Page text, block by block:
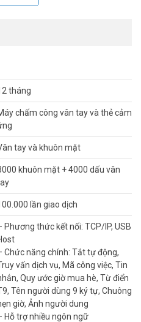
dàng nắm bắt được giờ vào, ra,
xác, chi tiết. Từ đó hoạt động
cũng được thực hiện một cách
hợp xảy ra mất điện, dữ liệu
không bị mất đi
JACK IFACE800 có thuật toán
bản mới nhất. Cho thời gian
xác khi xác nhận nhân viên chấm
1.200 khuôn mặt. Tích hợp
cao cho ảnh chụp rõ nét. Dung
lý tốc độ cao cho phép nhận
sáng tối.
RONALD JACK
viên (như máy chấm công thẻ
cao.
10 dấu vân tay vào trong máy
tháng
chấm công vân tay và thẻ cảm
tay và khuôn mặt
khuôn mặt + 4000 dấu vân
lần giao dịch
Phương thức kết nối: TCP/IP, USB
Chức năng chính: Tắt tự động,
vấn dịch vụ, Mã công việc, Tin
Quy ước giờ mua hè, Từ điển
Tên người dùng 9 ký tự, Chuông
giờ, Ảnh người dung
Hỗ trợ nhiều ngôn ngữ